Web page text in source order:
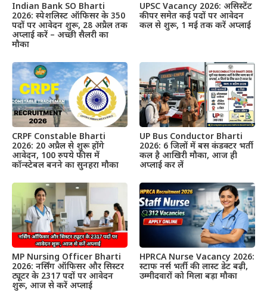
Indian Bank SO Bharti
2026: स्पेशलिस्ट ऑफिसर के 350
पदों पर आवेदन शुरू, 28 अप्रैल तक
अप्लाई करें – अच्छी सैलरी का
मौका
UPSC Vacancy 2026: असिस्टेंट
कीपर समेत कई पदों पर आवेदन
कल से शुरू, 1 मई तक करें अप्लाई
CRPF Constable Bharti
2026: 20 अप्रैल से शुरू होंगे
आवेदन, 100 रुपये फीस में
कॉन्स्टेबल बनने का सुनहरा मौका
UP Bus Conductor Bharti
2026: 6 जिलों में बस कंडक्टर भर्ती
कल है आखिरी मौका, आज ही
अप्लाई कर लें
MP Nursing Officer Bharti
2026: नर्सिंग ऑफिसर और सिस्टर
ट्यूटर के 2317 पदों पर आवेदन
शुरू, आज से करें अप्लाई
HPRCA Nurse Vacancy 2026:
स्टाफ नर्स भर्ती की लास्ट डेट बढ़ी,
उम्मीदवारों को मिला बड़ा मौका